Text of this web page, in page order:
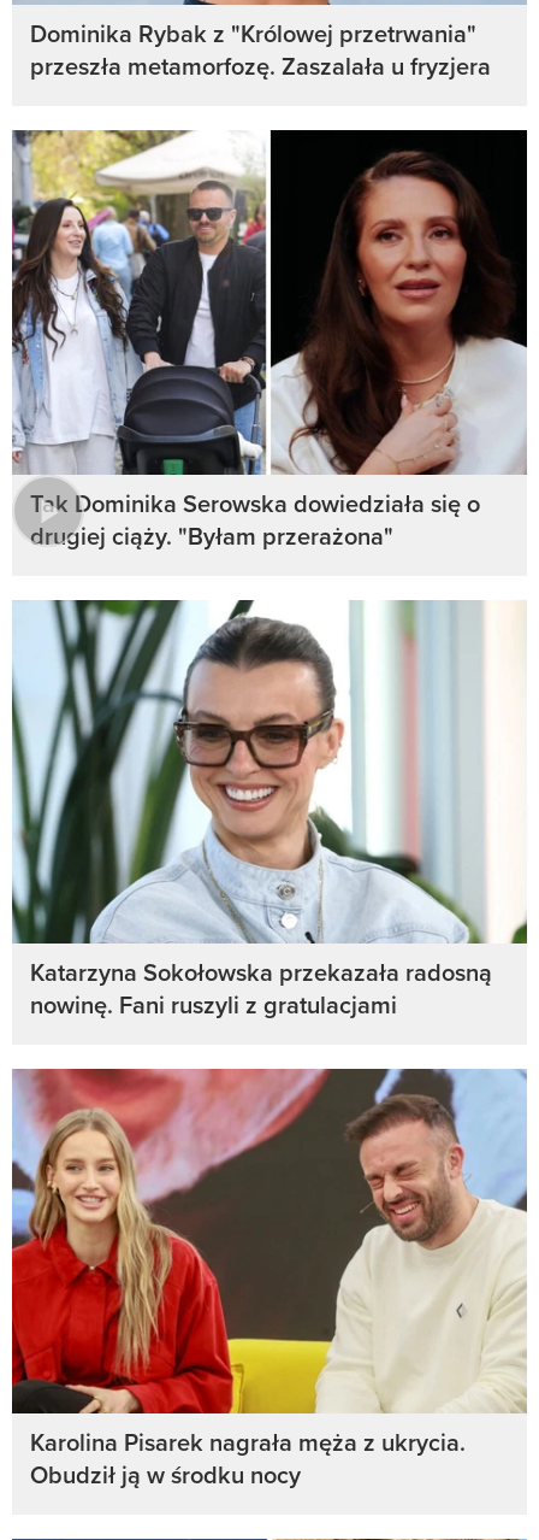
Dominika Rybak z "Królowej przetrwania"
przeszła metamorfozę. Zaszalała u fryzjera
Tak Dominika Serowska dowiedziała się o
drugiej ciąży. "Byłam przerażona"
Katarzyna Sokołowska przekazała radosną
nowinę. Fani ruszyli z gratulacjami
Karolina Pisarek nagrała męża z ukrycia.
Obudził ją w środku nocy